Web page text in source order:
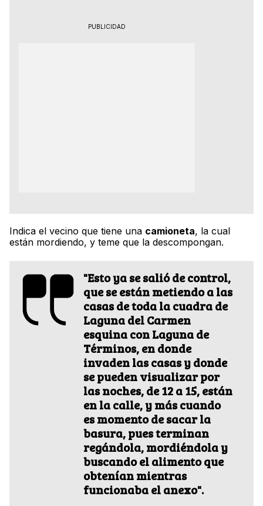
PUBLICIDAD
Indica el vecino que tiene una camioneta, la cual
están mordiendo, y teme que la descompongan.
"Esto ya se salió de control,
que se están metiendo a las
casas de toda la cuadra de
Laguna del Carmen
esquina con Laguna de
Términos, en donde
invaden las casas y donde
se pueden visualizar por
las noches, de 12 a 15, están
en la calle, y más cuando
es momento de sacar la
basura, pues terminan
regándola, mordiéndola y
buscando el alimento que
obtenían mientras
funcionaba el anexo".